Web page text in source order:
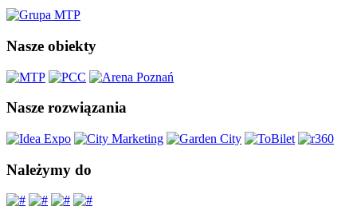
Nasze obiekty
Nasze rozwiązania
Należymy do